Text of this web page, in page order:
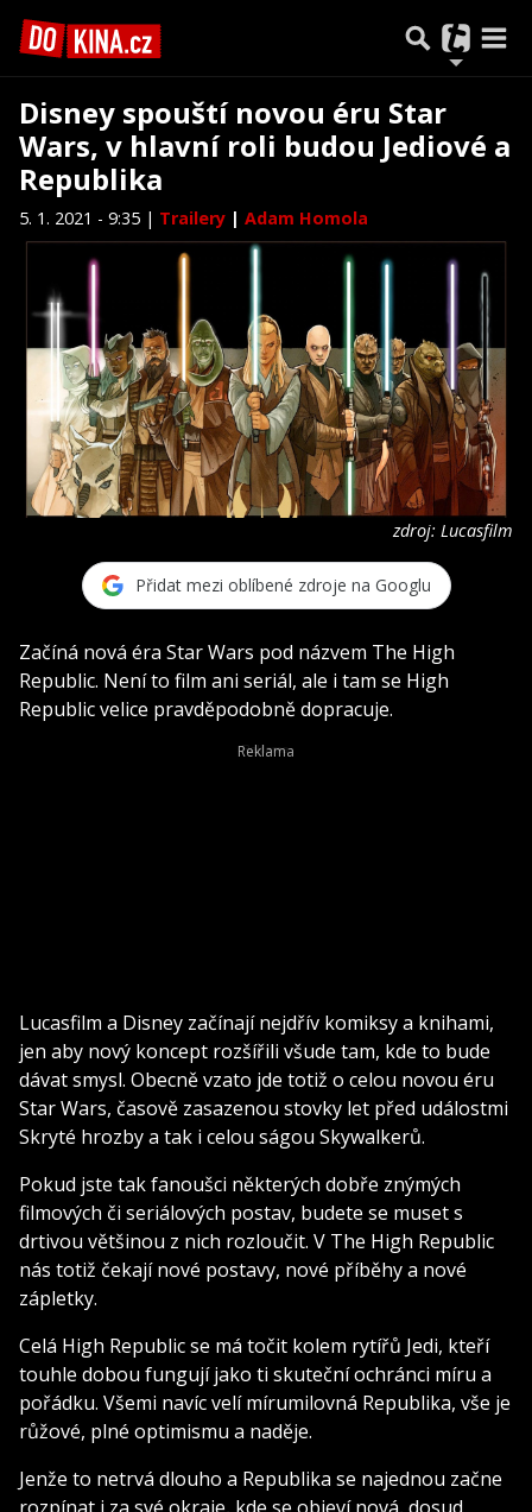
Disney spouští novou éru Star
Wars, v hlavní roli budou Jediové a
Republika
5. 1. 2021 - 9:35 | Trailery | Adam Homola
zdroj: Lucasfilm
Přidat mezi oblíbené zdroje na Googlu
Začíná nová éra Star Wars pod názvem The High
Republic. Není to film ani seriál, ale i tam se High
Republic velice pravděpodobně dopracuje.
Lucasfilm a Disney začínají nejdřív komiksy a knihami,
jen aby nový koncept rozšířili všude tam, kde to bude
dávat smysl. Obecně vzato jde totiž o celou novou éru
Star Wars, časově zasazenou stovky let před událostmi
Skryté hrozby a tak i celou ságou Skywalkerů.
Pokud jste tak fanoušci některých dobře znýmých
filmových či seriálových postav, budete se muset s
drtivou většinou z nich rozloučit. V The High Republic
nás totiž čekají nové postavy, nové příběhy a nové
zápletky.
Celá High Republic se má točit kolem rytířů Jedi, kteří
touhle dobou fungují jako ti skuteční ochránci míru a
pořádku. Všemi navíc velí mírumilovná Republika, vše je
růžové, plné optimismu a naděje.
Jenže to netrvá dlouho a Republika se najednou začne